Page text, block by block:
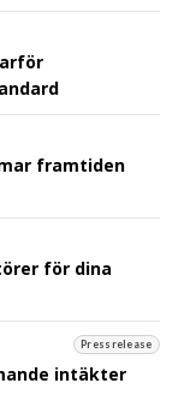
framtiden
för dina
Pressrelease
intäkter